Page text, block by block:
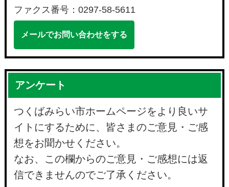
ファクス番号：0297-58-5611
メールでお問い合わせをする
アンケート
つくばみらい市ホームページをより良いサ
イトにするために、皆さまのご意見・ご感
想をお聞かせください。
なお、この欄からのご意見・ご感想には返
信できませんのでご了承ください。